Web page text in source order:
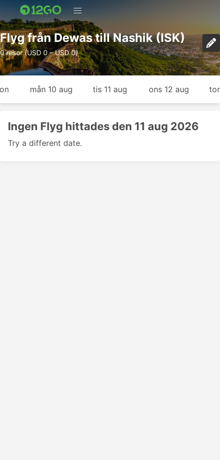
Flyg från Dewas till Nashik (ISK)
0 resor (USD 0 – USD 0)
mån 10 aug tis 11 aug ons 12 aug
Ingen Flyg hittades den 11 aug 2026
Try a different date.